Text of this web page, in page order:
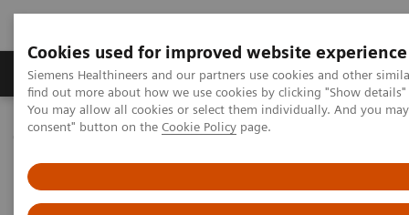
Cookies used for improved website experience
Siemens Healthineers and our partners use cookies and other
find out more about how we use cookies by clicking "Show
You may allow all cookies or select them individually. And you
consent" button on the Cookie Policy page.
Продукція та сервіси Клінічні галузі
Домашня
Медична візуалізація
NAEOTOM Alpha
PCCT scientific evidence
Imaging in Oncology with photon-counting CT